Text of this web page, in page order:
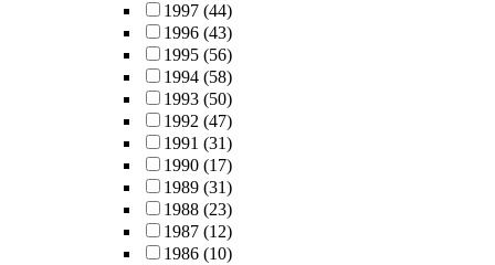
1997 (44)
1996 (43)
1995 (56)
1994 (58)
1993 (50)
1992 (47)
1991 (31)
1990 (17)
1989 (31)
1988 (23)
1987 (12)
1986 (10)